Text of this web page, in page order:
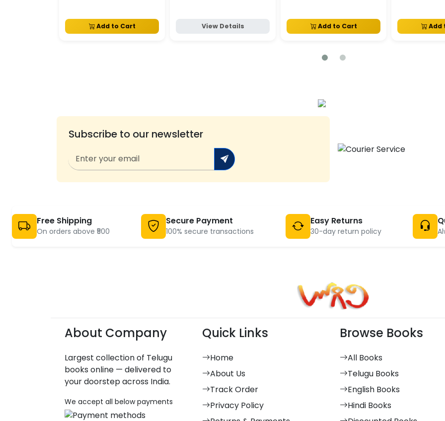
Add to Cart View Details Add to Cart Add
Subscribe to our newsletter
Free Shipping
On orders above ₹500
Secure Payment
100% secure transactions
Easy Returns
30-day return policy
About Company
Largest collection of Telugu
books online — delivered to
your doorstep across India.
We accept all below payments
Quick Links
Home
About Us
Track Order
Privacy Policy
Browse Books
All Books
Telugu Books
English Books
Hindi Books